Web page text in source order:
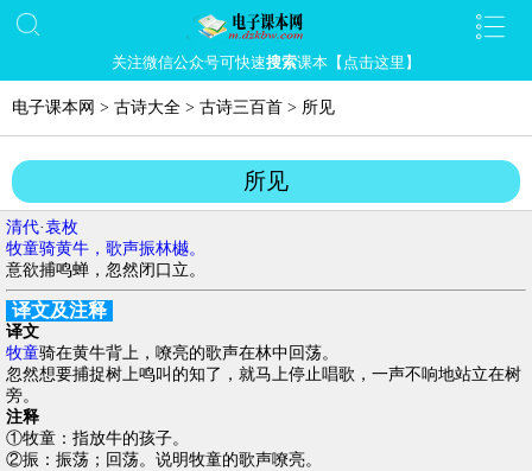
关注微信公众号可快速搜索课本【点击这里】
电子课本网 > 古诗大全 > 古诗三百首 > 所见
所见
清代·袁枚
牧童骑黄牛，歌声振林樾。
意欲捕鸣蝉，忽然闭口立。
译文及注释
译文
牧童骑在黄牛背上，嘹亮的歌声在林中回荡。
忽然想要捕捉树上鸣叫的知了，就马上停止唱歌，一声不响地站立在树
旁。
注释
①牧童：指放牛的孩子。
②振：振荡；回荡。说明牧童的歌声嘹亮。